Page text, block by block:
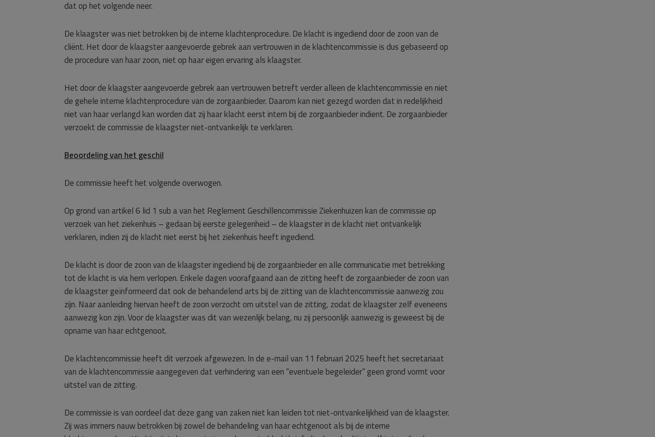
dat op het volgende neer.
De klaagster was niet betrokken bij de interne klachtenprocedure. De klacht is ingediend door de zoon van de
cliënt. Het door de klaagster aangevoerde gebrek aan vertrouwen in de klachtencommissie is dus gebaseerd op
de procedure van haar zoon, niet op haar eigen ervaring als klaagster.
Het door de klaagster aangevoerde gebrek aan vertrouwen betreft verder alleen de klachtencommissie en niet
de gehele interne klachtenprocedure van de zorgaanbieder. Daarom kan niet gezegd worden dat in redelijkheid
niet van haar verlangd kan worden dat zij haar klacht eerst intern bij de zorgaanbieder indient. De zorgaanbieder
verzoekt de commissie de klaagster niet-ontvankelijk te verklaren.
Beoordeling van het geschil
De commissie heeft het volgende overwogen.
Op grond van artikel 6 lid 1 sub a van het Reglement Geschillencommissie Ziekenhuizen kan de commissie op
verzoek van het ziekenhuis – gedaan bij eerste gelegenheid – de klaagster in de klacht niet ontvankelijk
verklaren, indien zij de klacht niet eerst bij het ziekenhuis heeft ingediend.
De klacht is door de zoon van de klaagster ingediend bij de zorgaanbieder en alle communicatie met betrekking
tot de klacht is via hem verlopen. Enkele dagen voorafgaand aan de zitting heeft de zorgaanbieder de zoon van
de klaagster geïnformeerd dat ook de behandelend arts bij de zitting van de klachtencommissie aanwezig zou
zijn. Naar aanleiding hiervan heeft de zoon verzocht om uitstel van de zitting, zodat de klaagster zelf eveneens
aanwezig kon zijn. Voor de klaagster was dit van wezenlijk belang, nu zij persoonlijk aanwezig is geweest bij de
opname van haar echtgenoot.
De klachtencommissie heeft dit verzoek afgewezen. In de e-mail van 11 februari 2025 heeft het secretariaat
van de klachtencommissie aangegeven dat verhindering van een “eventuele begeleider” geen grond vormt voor
uitstel van de zitting.
De commissie is van oordeel dat deze gang van zaken niet kan leiden tot niet-ontvankelijkheid van de klaagster.
Zij was immers nauw betrokken bij zowel de behandeling van haar echtgenoot als bij de interne